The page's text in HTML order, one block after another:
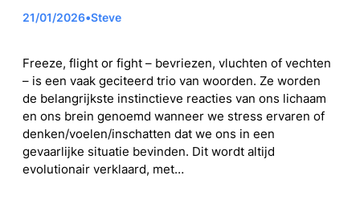
21/01/2026•Steve
Freeze, flight or fight – bevriezen, vluchten of vechten
– is een vaak geciteerd trio van woorden. Ze worden
de belangrijkste instinctieve reacties van ons lichaam
en ons brein genoemd wanneer we stress ervaren of
denken/voelen/inschatten dat we ons in een
gevaarlijke situatie bevinden. Dit wordt altijd
evolutionair verklaard, met…